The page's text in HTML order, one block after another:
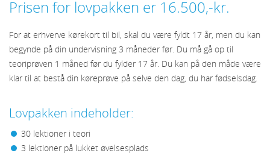
Prisen for lovpakken er 16.500,-kr.
For at erhverve kørekort til bil, skal du være fyldt 17 år, men du kan
begynde på din undervisning 3 måneder før. Du må gå op til
teoriprøven 1 måned før du fylder 17 år. Du kan på den måde være
klar til at bestå din køreprøve på selve den dag, du har fødselsdag.
Lovpakken indeholder:
30 lektioner i teori
3 lektioner på lukket øvelsesplads